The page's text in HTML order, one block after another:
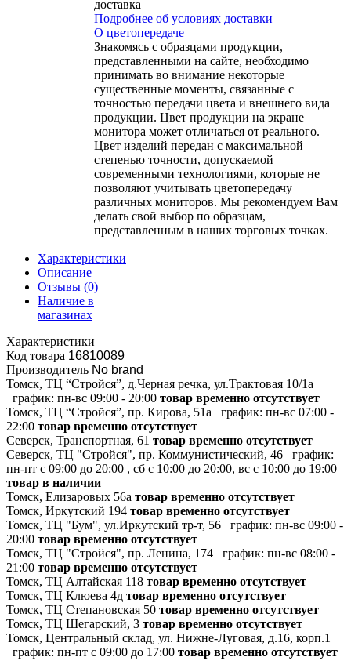
доставка
Подробнее об условиях доставки
О цветопередаче
Знакомясь с образцами продукции,
представленными на сайте, необходимо
принимать во внимание некоторые
существенные моменты, связанные с
точностью передачи цвета и внешнего вида
продукции. Цвет продукции на экране
монитора может отличаться от реального.
Цвет изделий передан с максимальной
степенью точности, допускаемой
современными технологиями, которые не
позволяют учитывать цветопередачу
различных мониторов. Мы рекомендуем Вам
делать свой выбор по образцам,
представленным в наших торговых точках.
Характеристики
Описание
Отзывы (0)
Наличие в
магазинах
Характеристики
Код товара 16810089
Производитель No brand
Томск, ТЦ “Стройся”, д.Черная речка, ул.Трактовая 10/1а
график: пн-вс 09:00 - 20:00 товар временно отсутствует
Томск, ТЦ “Стройся”, пр. Кирова, 51а
график: пн-вс 07:00 -
22:00 товар временно отсутствует
Северск, Транспортная, 61 товар временно отсутствует
Северск, ТЦ "Стройся", пр. Коммунистический, 46
график:
пн-пт с 09:00 до 20:00 , сб с 10:00 до 20:00, вс с 10:00 до 19:00
товар в наличии
Томск, Елизаровых 56а товар временно отсутствует
Томск, Иркутский 194 товар временно отсутствует
Томск, ТЦ "Бум", ул.Иркутский тр-т, 56
график: пн-вс 09:00 -
20:00 товар временно отсутствует
Томск, ТЦ "Стройся", пр. Ленина, 174
график: пн-вс 08:00 -
21:00 товар временно отсутствует
Томск, ТЦ Алтайская 118 товар временно отсутствует
Томск, ТЦ Клюева 4д товар временно отсутствует
Томск, ТЦ Степановская 50 товар временно отсутствует
Томск, ТЦ Шегарский, 3 товар временно отсутствует
Томск, Центральный склад, ул. Нижне-Луговая, д.16, корп.1
график: пн-пт с 09:00 до 17:00 товар временно отсутствует